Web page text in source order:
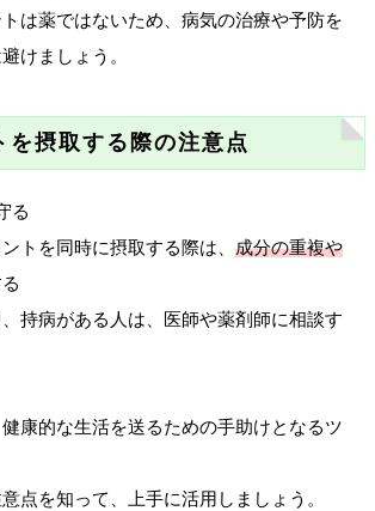
は薬ではないため、病気の治療や予防を
けましょう。
を摂取する際の注意点
る
トを同時に摂取する際は、 成分の重複や
、持病がある人は、医師や薬剤師に相談す
康的な生活を送るための手助けとなるツ
点を知って、上手に活用しましょう。